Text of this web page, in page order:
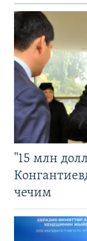
"15 млн
чечим